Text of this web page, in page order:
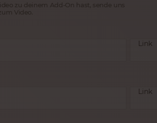
zu deinem Add-On hast, sende uns
Video.
Link
Link